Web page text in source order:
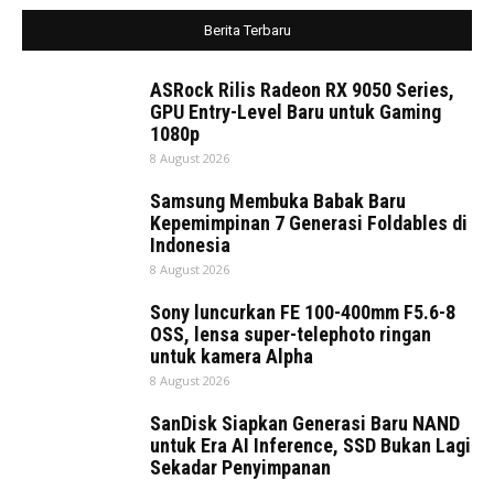
Berita Terbaru
ASRock Rilis Radeon RX 9050 Series,
GPU Entry-Level Baru untuk Gaming
1080p
8 August 2026
Samsung Membuka Babak Baru
Kepemimpinan 7 Generasi Foldables di
Indonesia
8 August 2026
Sony luncurkan FE 100-400mm F5.6-8
OSS, lensa super-telephoto ringan
untuk kamera Alpha
8 August 2026
SanDisk Siapkan Generasi Baru NAND
untuk Era AI Inference, SSD Bukan Lagi
Sekadar Penyimpanan